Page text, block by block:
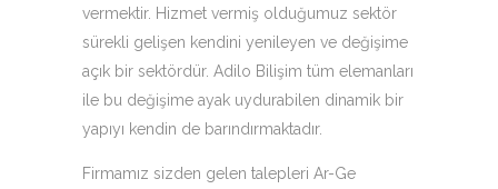
vermektir. Hizmet vermiş olduğumuz sektör
sürekli gelişen kendini yenileyen ve değişime
açık bir sektördür. Adilo Bilişim tüm elemanları
ile bu değişime ayak uydurabilen dinamik bir
yapıyı kendin de barındırmaktadır.
Firmamız sizden gelen talepleri Ar-Ge